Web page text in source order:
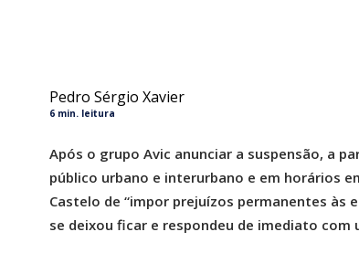
Pedro Sérgio Xavier
6 min. leitura
Após o grupo Avic anunciar a suspensão, a
público urbano e interurbano e em horários
Castelo de “impor prejuízos permanentes às
se deixou ficar e respondeu de imediato com